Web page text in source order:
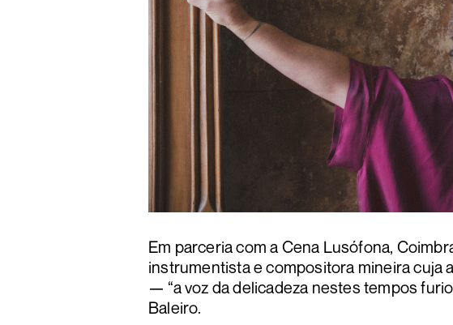
Em parceria com a Cena Lusófona,
instrumentista e compositora mineira cuja
— “a voz da delicadeza nestes tempos
Baleiro.